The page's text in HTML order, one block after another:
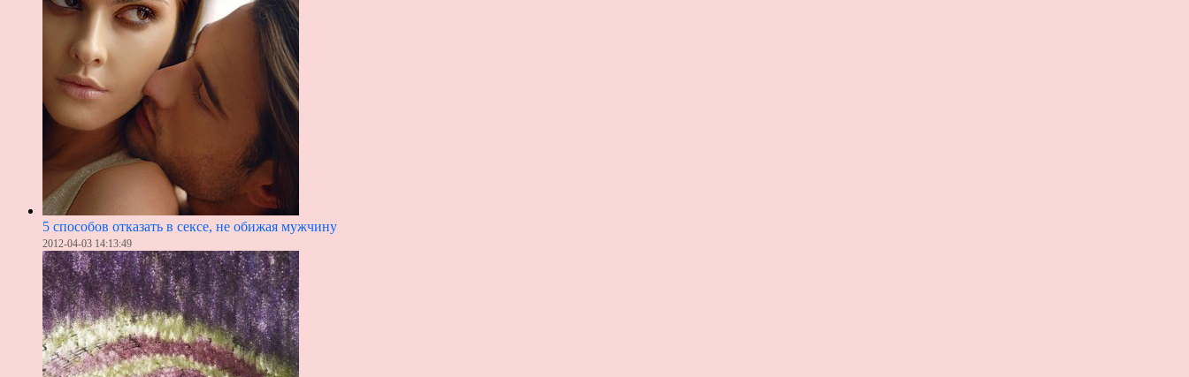
5 способов отказать в сексе, не обижая мужчину
2012-04-03 14:13:49